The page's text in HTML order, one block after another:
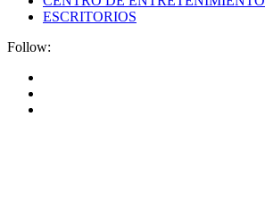
ESCRITORIOS
Follow: